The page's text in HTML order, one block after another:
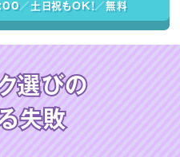
／土日祝もOK！／無料
選びの
失敗